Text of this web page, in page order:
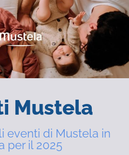
Mustela
eventi di Mustela in
per il 2025